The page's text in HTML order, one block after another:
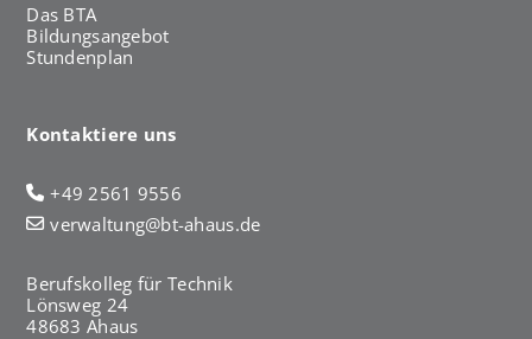
Das BTA
Bildungsangebot
Stundenplan
Kontaktiere uns
+49 2561 9556
verwaltung@bt-ahaus.de
Berufskolleg für Technik
Lönsweg 24
48683 Ahaus